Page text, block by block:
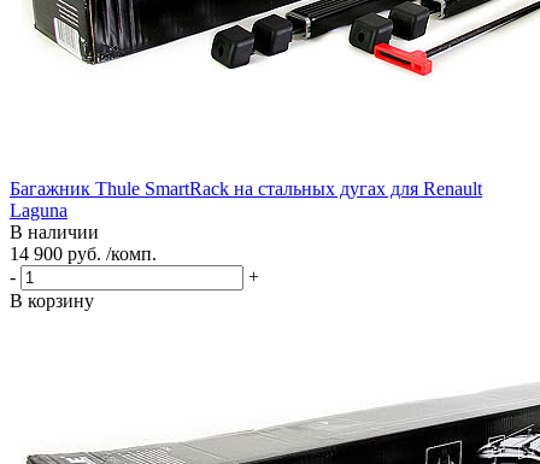
Багажник Thule SmartRack на стальных дугах для Renault
Laguna
В наличии
14 900 руб. /комп.
-
+
В корзину